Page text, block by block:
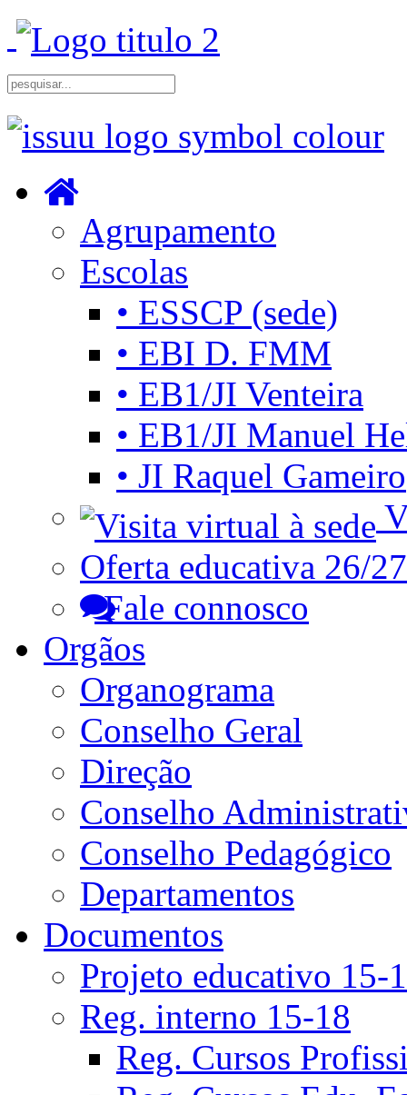
Agrupamento
Escolas
• ESSCP (sede)
• EBI D. FMM
• EB1/JI Venteira
• EB1/JI Manuel
• JI Raquel Gameiro
Oferta educativa 26/27
Fale connosco
Orgãos
Organograma
Conselho Geral
Direção
Conselho
Conselho Pedagógico
Departamentos
Documentos
Projeto educativo 15-
Reg. interno 15-18
Reg. Cursos